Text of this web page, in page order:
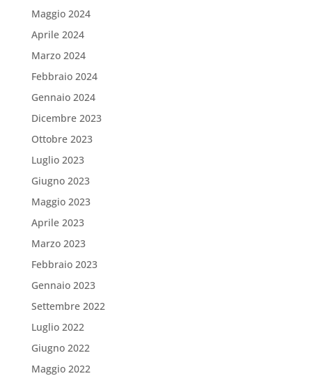
Maggio 2024
Aprile 2024
Marzo 2024
Febbraio 2024
Gennaio 2024
Dicembre 2023
Ottobre 2023
Luglio 2023
Giugno 2023
Maggio 2023
Aprile 2023
Marzo 2023
Febbraio 2023
Gennaio 2023
Settembre 2022
Luglio 2022
Giugno 2022
Maggio 2022